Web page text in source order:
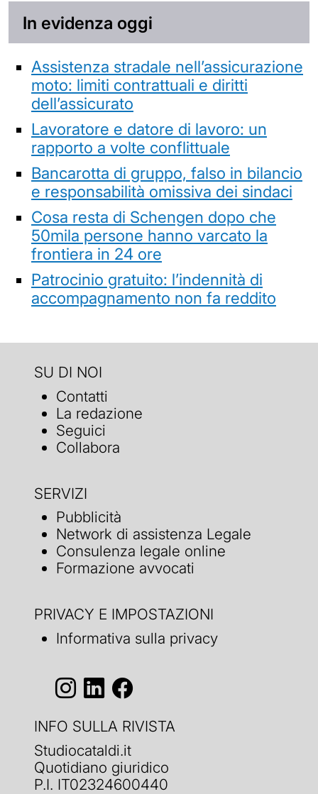
In evidenza oggi
Assistenza stradale nell’assicurazione
moto: limiti contrattuali e diritti
dell’assicurato
Lavoratore e datore di lavoro: un
rapporto a volte conflittuale
Bancarotta di gruppo, falso in bilancio
e responsabilità omissiva dei sindaci
Cosa resta di Schengen dopo che
50mila persone hanno varcato la
frontiera in 24 ore
Patrocinio gratuito: l’indennità di
accompagnamento non fa reddito
SU DI NOI
Contatti
La redazione
Seguici
Collabora
SERVIZI
Pubblicità
Network di assistenza Legale
Consulenza legale online
Formazione avvocati
PRIVACY E IMPOSTAZIONI
Informativa sulla privacy
INFO SULLA RIVISTA
Studiocataldi.it
Quotidiano giuridico
P.I. IT02324600440